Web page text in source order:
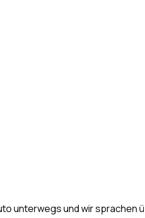
unterwegs und wir sprachen